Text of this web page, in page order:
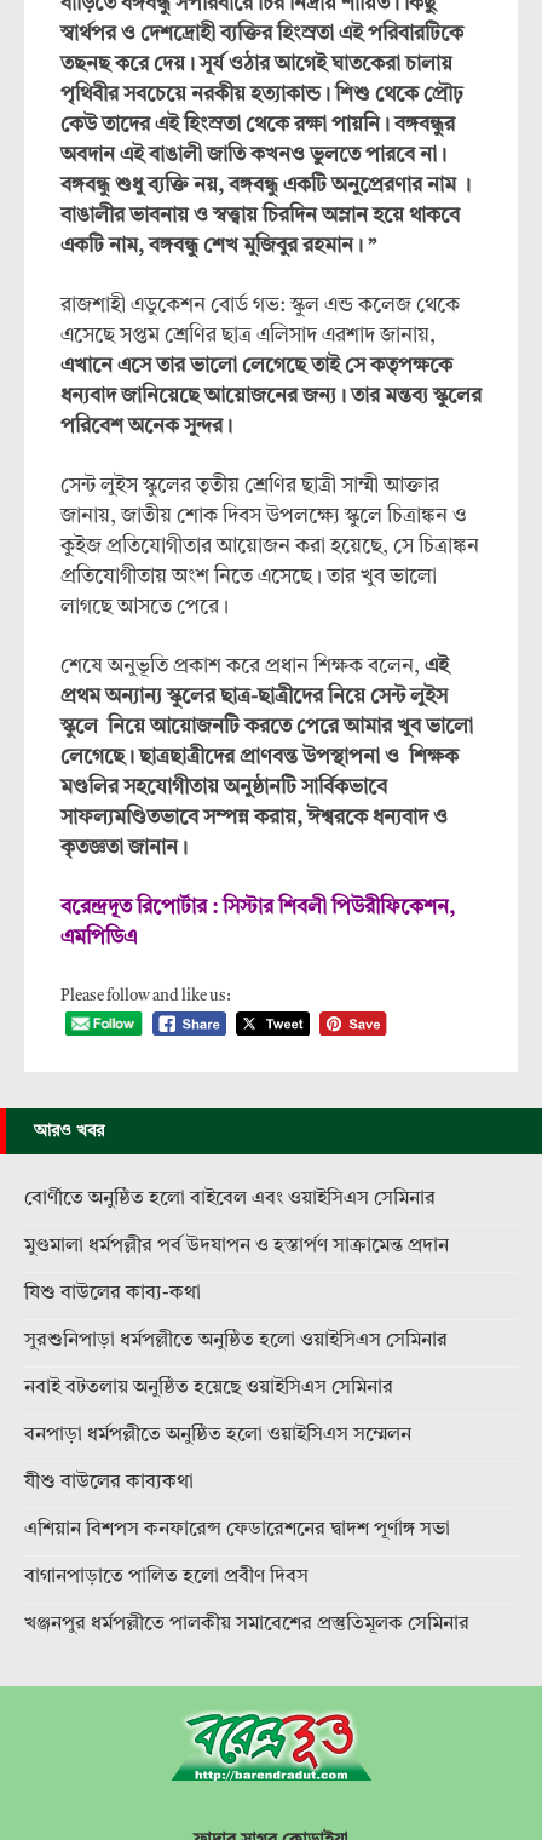
স্বার্থপর ও দেশদ্রোহী ব্যক্তির হিংস্রতা এই পরিবারটিকে
তছনছ করে দেয়। সূর্য ওঠার আগেই ঘাতকেরা চালায়
পৃথিবীর সবচেয়ে নরকীয় হত্যাকান্ড। শিশু থেকে প্রৌঢ়
কেউ তাদের এই হিংস্রতা থেকে রক্ষা পায়নি। বঙ্গবন্ধুর
অবদান এই বাঙালী জাতি কখনও ভুলতে পারবে না।
বঙ্গবন্ধু শুধু ব্যক্তি নয়, বঙ্গবন্ধু একটি অনুপ্রেরণার নাম ।
বাঙালীর ভাবনায় ও স্বত্ত্বায় চিরদিন অম্লান হয়ে থাকবে
একটি নাম, বঙ্গবন্ধু শেখ মুজিবুর রহমান। ”
রাজশাহী এডুকেশন বোর্ড গভ: স্কুল এন্ড কলেজ থেকে
এসেছে সপ্তম শ্রেণির ছাত্র এলিসাদ এরশাদ জানায়,
এখানে এসে তার ভালো লেগেছে তাই সে কতৃপক্ষকে
ধন্যবাদ জানিয়েছে আয়োজনের জন্য। তার মন্তব্য স্কুলের
পরিবেশ অনেক সুন্দর।
সেন্ট লুইস স্কুলের তৃতীয় শ্রেণির ছাত্রী সাম্মী আক্তার
জানায়, জাতীয় শোক দিবস উপলক্ষ্যে স্কুলে চিত্রাঙ্কন ও
কুইজ প্রতিযোগীতার আয়োজন করা হয়েছে, সে চিত্রাঙ্কন
প্রতিযোগীতায় অংশ নিতে এসেছে। তার খুব ভালো
লাগছে আসতে পেরে।
শেষে অনুভূতি প্রকাশ করে প্রধান শিক্ষক বলেন, এই
প্রথম অন্যান্য স্কুলের ছাত্র-ছাত্রীদের নিয়ে সেন্ট লুইস
স্কুলে নিয়ে আয়োজনটি করতে পেরে আমার খুব ভালো
লেগেছে। ছাত্রছাত্রীদের প্রাণবন্ত উপস্থাপনা ও শিক্ষক
মণ্ডলির সহযোগীতায় অনুষ্ঠানটি সার্বিকভাবে
সাফল্যমণ্ডিতভাবে সম্পন্ন করায়, ঈশ্বরকে ধন্যবাদ ও
কৃতজ্ঞতা জানান।
বরেন্দ্রদূত রিপোর্টার : সিস্টার শিবলী পিউরীফিকেশন,
এমপিডিএ
Please follow and like us:
আরও খবর
বোর্ণীতে অনুষ্ঠিত হলো বাইবেল এবং ওয়াইসিএস সেমিনার
মুণ্ডমালা ধর্মপল্লীর পর্ব উদযাপন ও হস্তার্পণ সাক্রামেন্ত প্রদান
যিশু বাউলের কাব্য-কথা
সুরশুনিপাড়া ধর্মপল্লীতে অনুষ্ঠিত হলো ওয়াইসিএস সেমিনার
নবাই বটতলায় অনুষ্ঠিত হয়েছে ওয়াইসিএস সেমিনার
বনপাড়া ধর্মপল্লীতে অনুষ্ঠিত হলো ওয়াইসিএস সম্মেলন
যীশু বাউলের কাব্যকথা
এশিয়ান বিশপস কনফারেন্স ফেডারেশনের দ্বাদশ পূর্ণাঙ্গ সভা
বাগানপাড়াতে পালিত হলো প্রবীণ দিবস
খঞ্জনপুর ধর্মপল্লীতে পালকীয় সমাবেশের প্রস্তুতিমূলক সেমিনার